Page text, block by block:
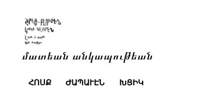
մատեան անկապութեան
ՀՈՍՔ ԺԱՊԱՒԷՆ ԽՑԻԿ